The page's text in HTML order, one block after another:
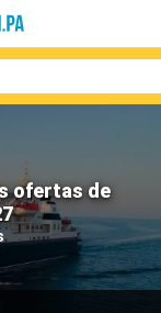
ofertas de